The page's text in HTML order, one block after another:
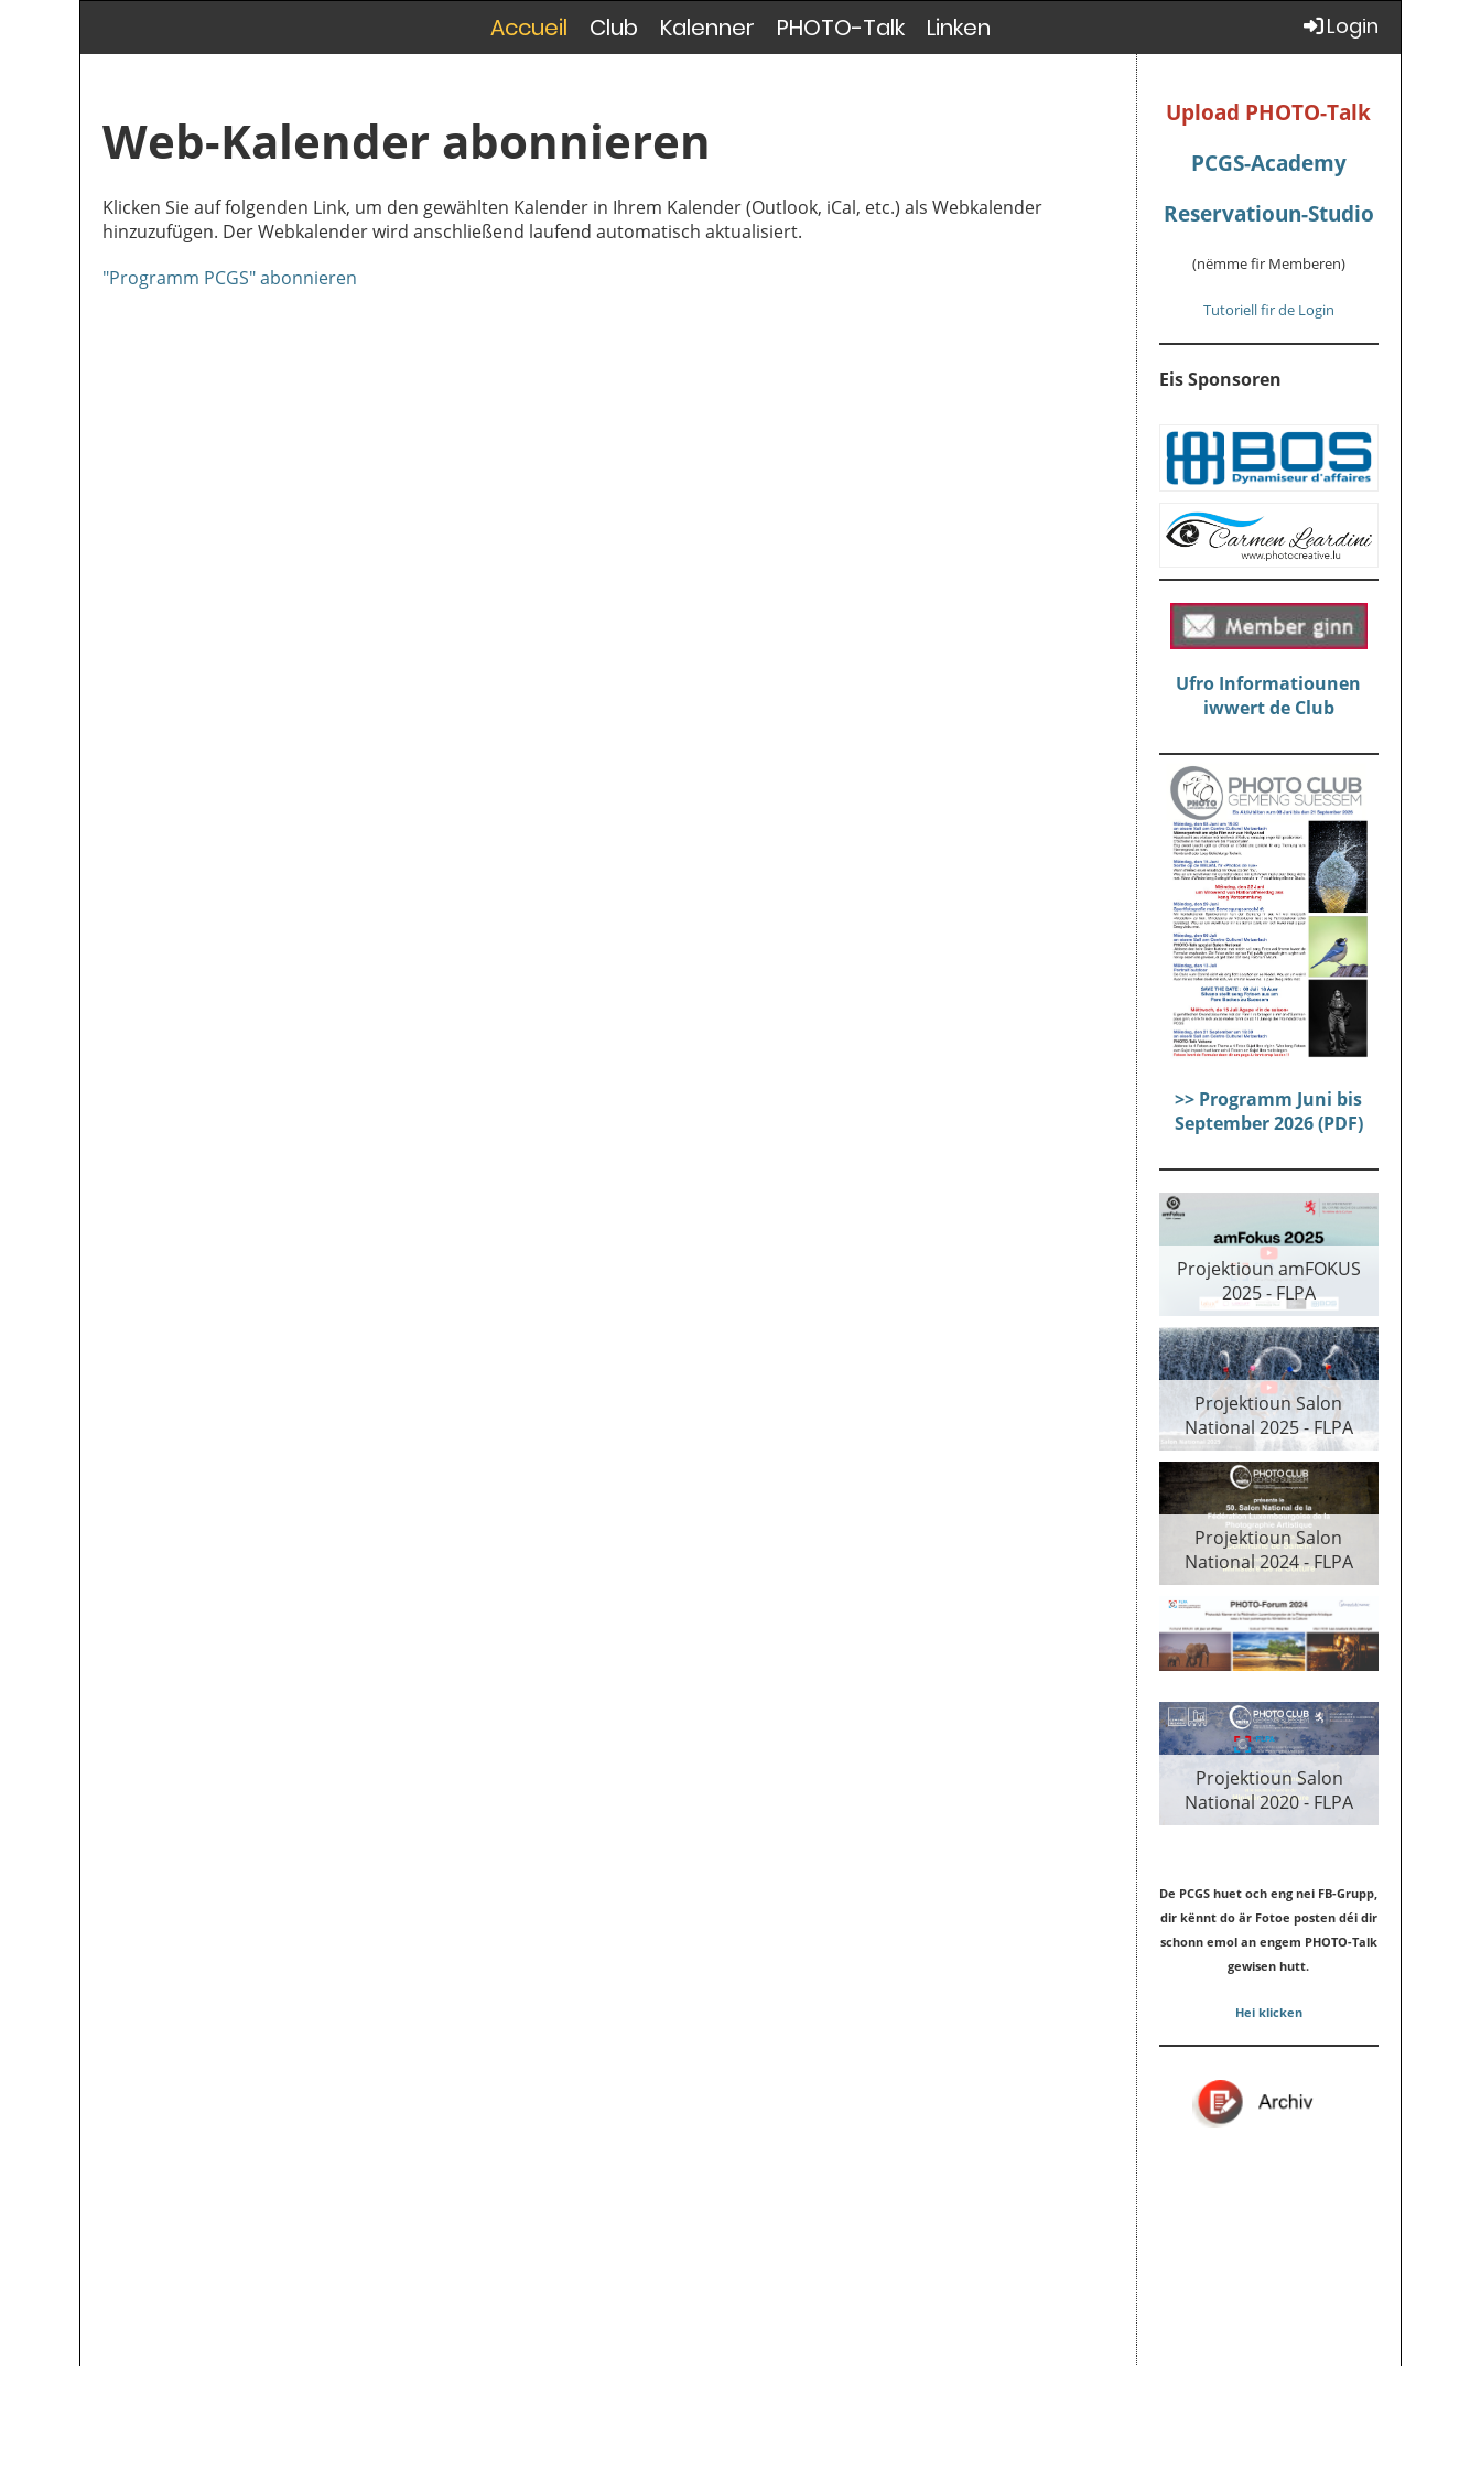
Accueil Club Kalenner PHOTO-Talk Linken Login
Web-Kalender abonnieren
Klicken Sie auf folgenden Link, um den gewählten Kalender in Ihrem Kalender (Outlook, iCal, etc.) als Webkalender
hinzuzufügen. Der Webkalender wird anschließend laufend automatisch aktualisiert.
"Programm PCGS" abonnieren
Upload PHOTO-Talk
PCGS-Academy
Reservatioun-Studio
(nëmme fir Memberen)
Tutoriell fir de Login
Eis Sponsoren
Ufro Informatiounen
iwwert de Club
>> Programm Juni bis
September 2026 (PDF)
Projektioun amFOKUS
2025 - FLPA
Projektioun Salon
National 2025 - FLPA
Projektioun Salon
National 2024 - FLPA
Projektioun Salon
National 2020 - FLPA
De PCGS huet och eng nei FB-Grupp,
dir kënnt do är Fotoe posten déi dir
schonn emol an engem PHOTO-Talk
gewisen hutt.
Hei klicken